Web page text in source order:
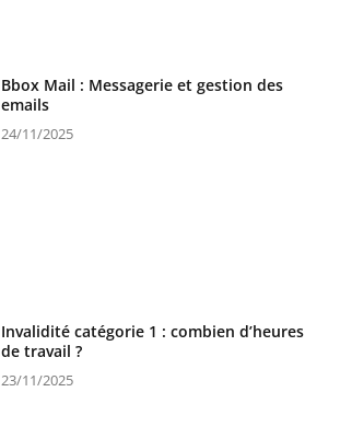
Bbox Mail : Messagerie et gestion des
emails
24/11/2025
Invalidité catégorie 1 : combien d’heures
de travail ?
23/11/2025